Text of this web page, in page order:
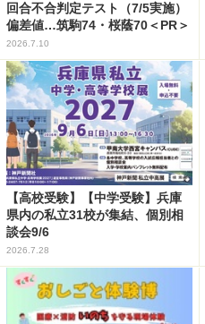
回合不合判定テスト（7/5実施）
偏差値…筑駒74・桜蔭70＜PR＞
2026.7.10
【高校受験】【中学受験】兵庫
県内の私立31校が集結、個別相
談会9/6
2026.7.28